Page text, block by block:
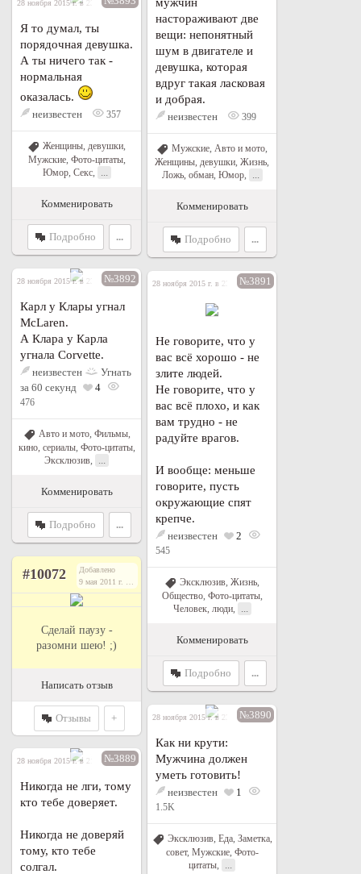
настораживают две
вещи: непонятный
шум в двигателе и
девушка, которая
вдруг такая ласковая
и добрая.
неизвестен 399
Мужские, Авто и мото,
Женщины, девушки, Жизнь,
Ложь, обман, Юмор, ...
Комменировать
Подробно ...
28 ноября 2015 г. в 23:57
Я то думал, ты
порядочная девушка.
А ты ничего так -
нормальная
оказалась.
неизвестен 357
Женщины, девушки,
Мужские, Фото-цитаты,
Юмор, Секс, ...
Комменировать
Подробно ...
28 ноября 2015 г. в 23:19 №3892
Карл у Клары угнал
McLaren.
А Клара у Карла
угнала Corvette.
неизвестен
Угнать
за 60 секунд
4
476
Авто и мото, Фильмы,
кино, сериалы, Фото-цитаты,
Эксклюзив, ...
Комменировать
Подробно ...
28 ноября 2015 г. в 23:10 №3891
Не говорите, что у
вас всё хорошо - не
злите людей.
Не говорите, что у
вас всё плохо, и как
вам трудно - не
радуйте врагов.
И вообще: меньше
говорите, пусть
окружающие спят
крепче.
неизвестен 2
545
Эксклюзив, Жизнь,
Общество, Фото-цитаты,
Человек, люди, ...
Комменировать
Подробно ...
#10072
Добавлено
9 мая 2011 г. в 21:08
Сделай паузу -
разомни шею! ;)
Написать отзыв
Отзывы + 28 ноября 2015 г. в 23:04 №3890
Как ни крути:
Мужчина должен
уметь готовить!
неизвестен 1
1.5K
Эксклюзив, Еда, Заметка,
совет, Мужские, Фото-
цитаты, ...
28 ноября 2015 г. в 21:07 №3889
Никогда не лги, тому
кто тебе доверяет.
Никогда не доверяй
тому, кто тебе
солгал.